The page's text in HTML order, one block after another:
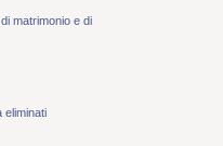
matrimonio e di
eliminati